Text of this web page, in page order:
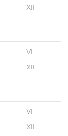
XII
VI
XII
VI
XII